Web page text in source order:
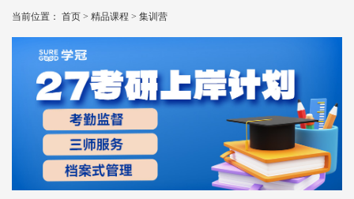
当前位置： 首页 > 精品课程 > 集训营